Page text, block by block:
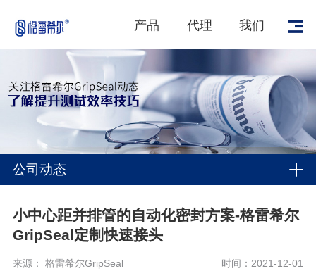
产品 代理 我们
公司动态
小中心距并排管的自动化密封方案-格雷希尔
GripSeal定制快速接头
来源： 格雷希尔GripSeal 时间：2021-12-01